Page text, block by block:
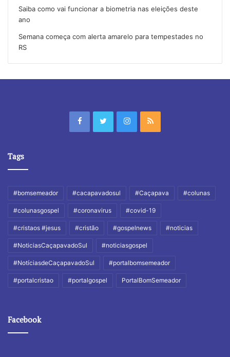
Saiba como vai funcionar a biometria nas eleições deste
ano
Semana começa com alerta amarelo para tempestades no
RS
Tags
#bomsemeador #cacapavadosul #Caçapava #colunas
#colunasgospel #coronavirus #covid-19
#cristaos #jesus #cristão #gospelnews #noticias
#NoticiasCaçapavadoSul #noticiasgospel
#NotíciasdeCaçapavadoSul #portalbomsemeador
#portalcristao #portalgospel PortalBomSemeador
Facebook